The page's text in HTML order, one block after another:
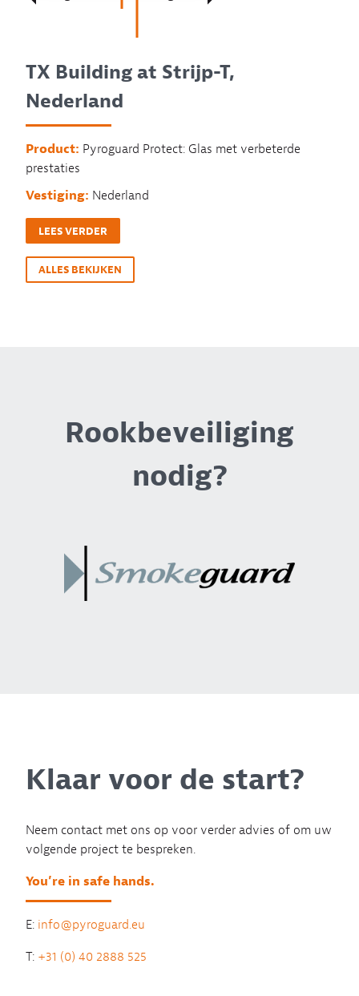
TX Building at Strijp-T,
Nederland
Product: Pyroguard Protect: Glas met verbeterde
prestaties
Vestiging: Nederland
LEES VERDER
ALLES BEKIJKEN
Rookbeveiliging
nodig?
Klaar voor de start?
Neem contact met ons op voor verder advies of om uw
volgende project te bespreken.
You’re in safe hands.
E: info@pyroguard.eu
T: +31 (0) 40 2888 525